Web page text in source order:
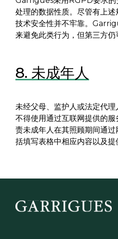
处理的数据性质。尽管有上
技术安全性并不牢靠。
来避免此类行为，但第三方仍
8. 未成年人
未经父母、监护人或法定代
不得使用通过互联网提供的
责未成年人在其照顾期间通
括填写表格中相应内容以及提